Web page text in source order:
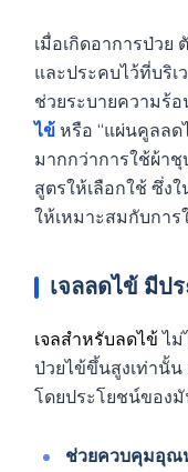
เมื่อเกิดอาการป่วย
และประคบไว้ที่บริ
ช่วยระบายความร้
ไข้หรือ “แผ่นคูลล
มากกว่าการใช้ผ้า
สูตรให้เลือกใช้ ซึ่ง
ให้เหมาะสมกับกา
เจลลดไข้ มีป
เจลสำหรับลดไข้ ไม่
ป่วยไข้ขึ้นสูงเท่านั้
โดยประโยชน์ของ
ช่วยควบคุมอุณ